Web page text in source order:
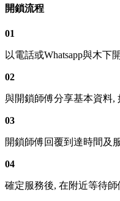
開鎖流程
01
以電話或Whatsapp與木下
02
與開鎖師傅分享基本資料,
03
開鎖師傅回覆到達時間及
04
確定服務後, 在附近等待師